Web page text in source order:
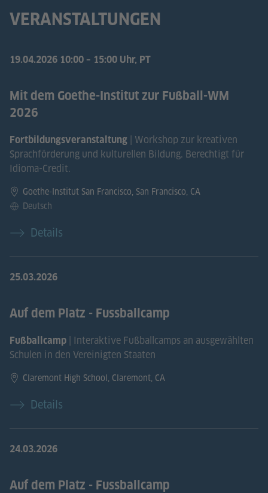
VERANSTALTUNGEN
19.04.2026 10:00 – 15:00 Uhr, PT
Mit dem Goethe-Institut zur Fußball-WM
2026
Fortbildungsveranstaltung | Workshop zur kreativen
Sprachförderung und kulturellen Bildung. Berechtigt für
Idioma-Credit.
Goethe-Institut San Francisco, San Francisco, CA
Deutsch
Details
25.03.2026
Auf dem Platz - Fussballcamp
Fußballcamp | Interaktive Fußballcamps an ausgewählten
Schulen in den Vereinigten Staaten
Claremont High School, Claremont, CA
Details
24.03.2026
Auf dem Platz - Fussballcamp